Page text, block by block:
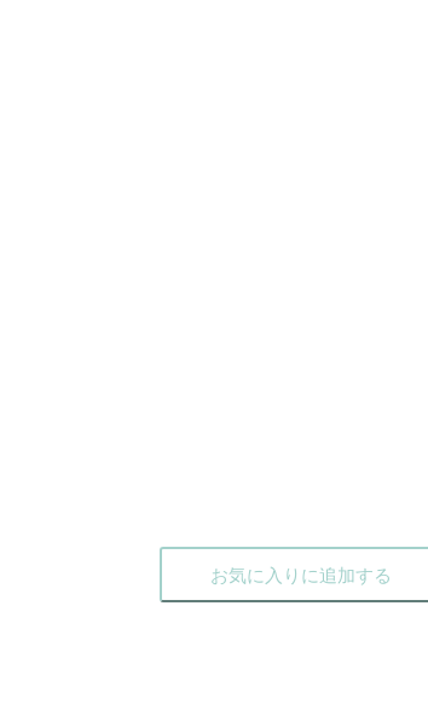
お気に入りに追加する